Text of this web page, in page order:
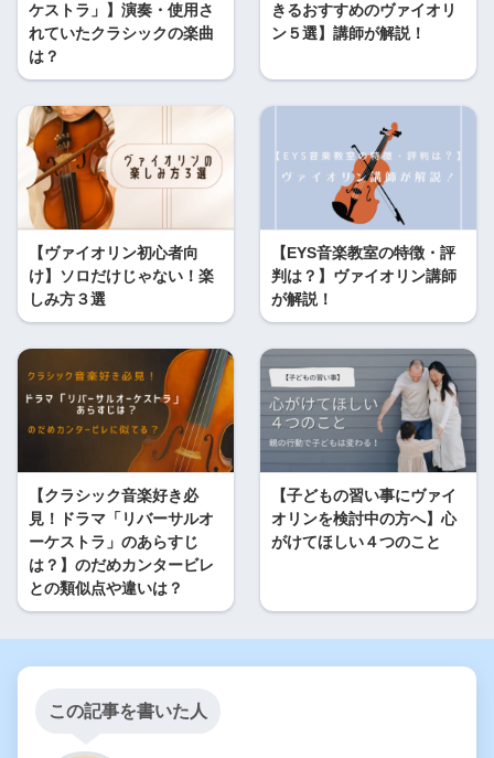
ケストラ」】演奏・使用さ
れていたクラシックの楽曲
は？
きるおすすめのヴァイオリ
ン５選】講師が解説！
【ヴァイオリン初心者向
け】ソロだけじゃない！楽
しみ方３選
【EYS音楽教室の特徴・評
判は？】ヴァイオリン講師
が解説！
【クラシック音楽好き必
見！ドラマ「リバーサルオ
ーケストラ」のあらすじ
は？】のだめカンタービレ
との類似点や違いは？
【子どもの習い事にヴァイ
オリンを検討中の方へ】心
がけてほしい４つのこと
この記事を書いた人